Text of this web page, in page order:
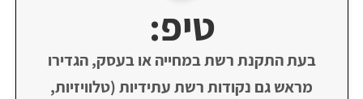
טיפ:
בעת התקנת רשת במחייה או בעסק, הגדירו
מראש גם נקודות רשת עתידיות (טלוויזיות,